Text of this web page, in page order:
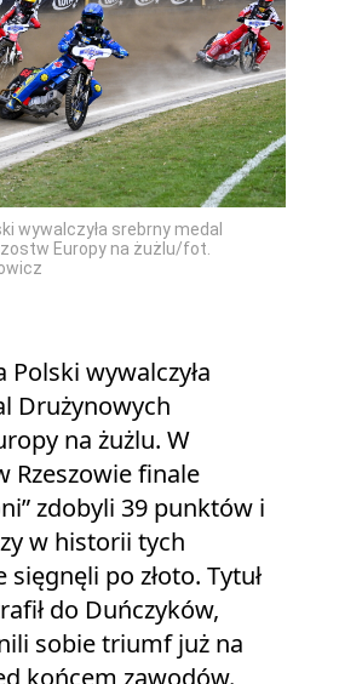
wywalczyła srebrny medal
Europy na żużlu/fot.
Polski wywalczyła
Drużynowych
na żużlu. W
Rzeszowie finale
zdobyli 39 punktów i
w historii tych
po złoto. Tytuł
do Duńczyków,
sobie triumf już na
końcem zawodów.